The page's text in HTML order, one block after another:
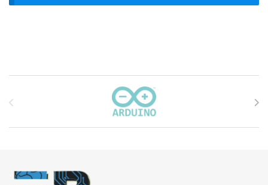
Carrusel de marcas